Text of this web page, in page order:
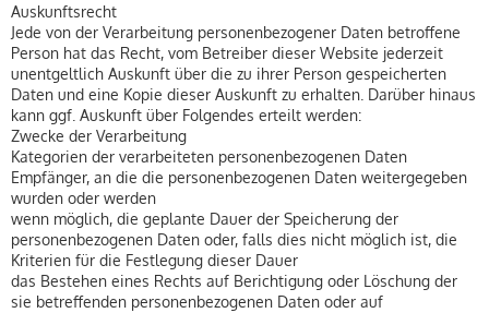
Auskunftsrecht
Jede von der Verarbeitung personenbezogener Daten betroffene
Person hat das Recht, vom Betreiber dieser Website jederzeit
unentgeltlich Auskunft über die zu ihrer Person gespeicherten
Daten und eine Kopie dieser Auskunft zu erhalten. Darüber hinaus
kann ggf. Auskunft über Folgendes erteilt werden:
Zwecke der Verarbeitung
Kategorien der verarbeiteten personenbezogenen Daten
Empfänger, an die die personenbezogenen Daten weitergegeben
wurden oder werden
wenn möglich, die geplante Dauer der Speicherung der
personenbezogenen Daten oder, falls dies nicht möglich ist, die
Kriterien für die Festlegung dieser Dauer
das Bestehen eines Rechts auf Berichtigung oder Löschung der
sie betreffenden personenbezogenen Daten oder auf